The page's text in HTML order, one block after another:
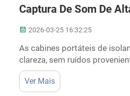
Captura De Som De
2026-03-25 16:32:25
As cabines portáteis de
clareza, sem ruídos
uma música em casa, mas o
Isso faz com que sua
Ver Mais